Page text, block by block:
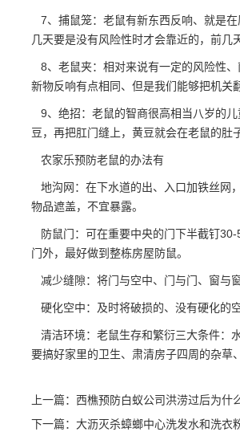
7、捕鼠笼：老鼠有新东西反响、就是
几天要是没有风险性时才会靠近的，前几
8、老鼠夹：相对来说有一定的风险性、
新物反响有点相同、但是我们能够把机关
9、绝招：老鼠的智商很高相当八岁的
豆，再把肛门缝上，黄豆就会在老鼠的肚
农家乐预防老鼠的办法有
地沟网：在下水道的出、入口加铁丝网
物品遮盖，不宜暴露。
防鼠门：可在重要中央的门下半截钉
门外，最好做到整栋房屋防鼠。
减少缝隙：将门与空中、门与门、窗与
硬化空中：及时将破损的、没有硬化的
清洁环境：老鼠生存和繁衍三大条件：
要搞好家里的卫生、肃清房子四周的杂草
上一篇： 西樵预防白蚁公司洪涝过后为什
下一篇： 大沥灭杀蟑螂中心洗发水和洗衣